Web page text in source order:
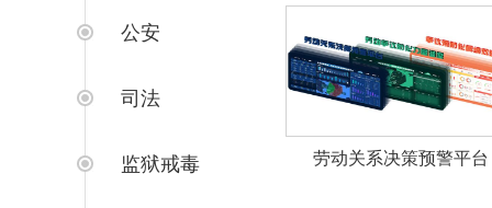
公安
司法
监狱戒毒 劳动关系决策预警平台